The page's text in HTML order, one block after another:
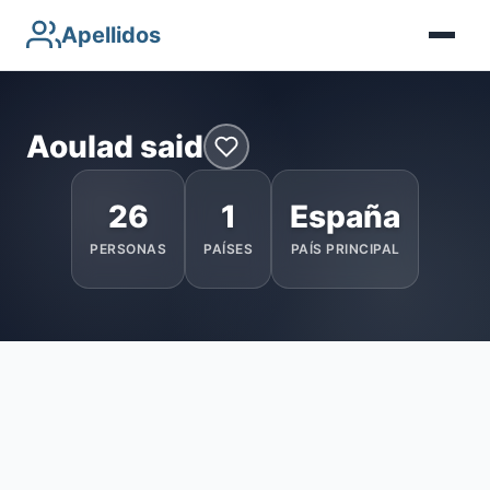
Apellidos
Aoulad said
26
PERSONAS
1
PAÍSES
España
PAÍS PRINCIPAL